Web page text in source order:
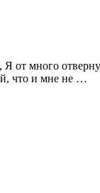
много
что и мне не …